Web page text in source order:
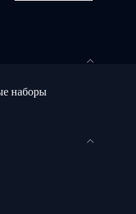
наборы